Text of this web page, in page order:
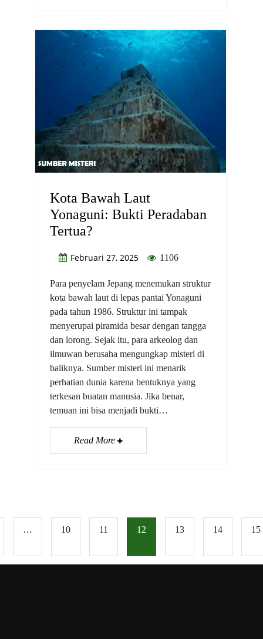
Kota Bawah Laut
Yonaguni: Bukti Peradaban
Tertua?
Februari 27, 2025 1106
Para penyelam Jepang menemukan struktur
kota bawah laut di lepas pantai Yonaguni
pada tahun 1986. Struktur ini tampak
menyerupai piramida besar dengan tangga
dan lorong. Sejak itu, para arkeolog dan
ilmuwan berusaha mengungkap misteri di
baliknya. Sumber misteri ini menarik
perhatian dunia karena bentuknya yang
terkesan buatan manusia. Jika benar,
temuan ini bisa menjadi bukti…
Read More
… 10 11 12 13 14 15